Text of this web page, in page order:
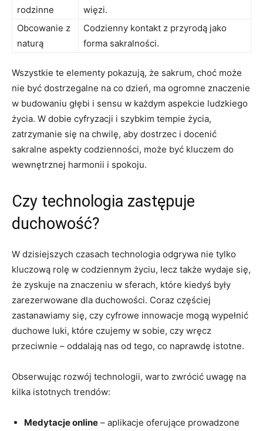
rodzinne
więzi.
Obcowanie z
naturą
Codzienny kontakt z przyrodą jako
forma sakralności.
Wszystkie te elementy pokazują, że sakrum, choć może
nie być dostrzegalne na co dzień, ma ogromne znaczenie
w budowaniu głębi i sensu w każdym aspekcie ludzkiego
życia. W dobie cyfryzacji i szybkim tempie życia,
zatrzymanie się na chwilę, aby dostrzec i docenić
sakralne aspekty codzienności, może być kluczem do
wewnętrznej harmonii i spokoju.
Czy technologia zastępuje
duchowość?
W dzisiejszych czasach technologia odgrywa nie tylko
kluczową rolę w codziennym życiu, lecz także wydaje się,
że zyskuje na znaczeniu w sferach, które kiedyś były
zarezerwowane dla duchowości. Coraz częściej
zastanawiamy się, czy cyfrowe innowacje mogą wypełnić
duchowe luki, które czujemy w sobie, czy wręcz
przeciwnie – oddalają nas od tego, co naprawdę istotne.
Obserwując rozwój technologii, warto zwrócić uwagę na
kilka istotnych trendów:
Medytacje online – aplikacje oferujące prowadzone